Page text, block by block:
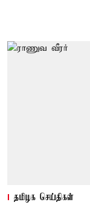
தமிழக செய்திகள்